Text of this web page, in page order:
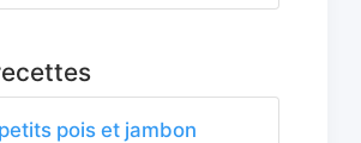
pois et jambon